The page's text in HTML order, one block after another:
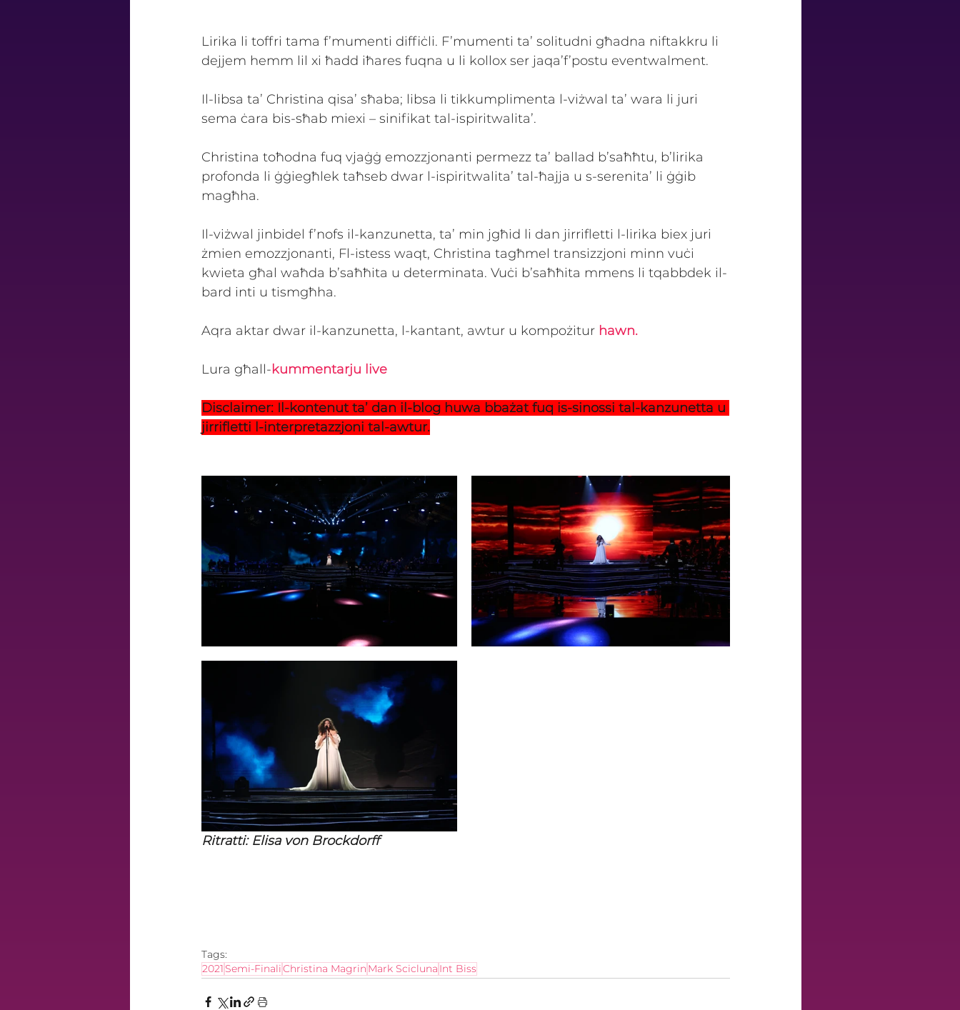
Lirika li toffri tama f’mumenti diffiċli. F’mumenti ta’ solitudni għadna niftakkru li
dejjem hemm lil xi ħadd iħares fuqna u li kollox ser jaqa’f’postu eventwalment.
Il-libsa ta’ Christina qisa’ sħaba; libsa li tikkumplimenta l-viżwal ta’ wara li juri
sema ċara bis-sħab miexi – sinifikat tal-ispiritwalita’.
Christina toħodna fuq vjaġġ emozzjonanti permezz ta’ ballad b’saħħtu, b’lirika
profonda li ġġiegħlek taħseb dwar l-ispiritwalita’ tal-ħajja u s-serenita’ li ġġib
magħha.
Il-viżwal jinbidel f’nofs il-kanzunetta, ta’ min jgħid li dan jirrifletti l-lirika biex juri
żmien emozzjonanti, Fl-istess waqt, Christina tagħmel transizzjoni minn vuċi
kwieta għal waħda b’saħħita u determinata. Vuċi b’saħħita mmens li tqabbdek il-
bard inti u tismgħha.
Aqra aktar dwar il-kanzunetta, l-kantant, awtur u kompożitur hawn.
Lura għall-kummentarju live
Disclaimer: Il-kontenut ta’ dan il-blog huwa bbażat fuq is-sinossi tal-kanzunetta u
jirrifletti l-interpretazzjoni tal-awtur.
Ritratti: Elisa von Brockdorff
Tags:
2021 Semi-FinaliChristina Magrin Mark Scicluna Int Biss